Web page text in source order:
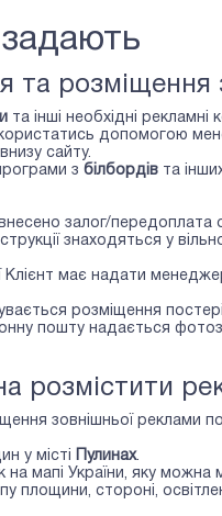
задають
та розміщення
та інші необхідні рекламні
допомогою
сайту.
з білбордів та
залог/передоплата
знаходяться у
Клієнт має надати
розміщення
пошту надається
розмістити
зовнішньої реклами по
у місті Пулинах.
на мапі України, яку
площини, стороні,